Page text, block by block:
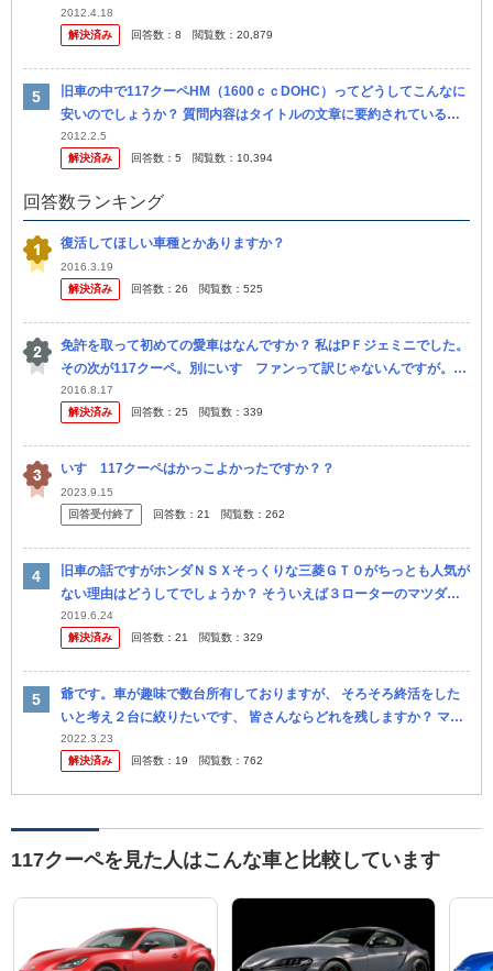
のを見たことがあるのは フロントガラス交換 ドライブシャフト.ベ
ア...
2012.4.18
解決済み
回答数： 8 閲覧数： 20,879
旧車の中で117クーペHM（1600ｃｃDOHC）ってどうしてこんなに
安いのでしょうか？ 質問内容はタイトルの文章に要約されているの
ですが、それにしても117クーペHMは安いです。 なんせ200...
2012.2.5
解決済み
回答数： 5 閲覧数： 10,394
回答数ランキング
復活してほしい車種とかありますか？
2016.3.19
解決済み
回答数： 26 閲覧数： 525
免許を取って初めての愛車はなんですか？ 私はPＦジェミニでした。
その次が117クーペ。別にいすゞファンって訳じゃないんですが。若
い方はいすゞが乗用車作っていたとは知らない人もいるのでは ？
2016.8.17
解決済み
回答数： 25 閲覧数： 339
いすゞ117クーペはかっこよかったですか？？
2023.9.15
回答受付終了
回答数： 21 閲覧数： 262
旧車の話ですがホンダＮＳＸそっくりな三菱ＧＴ０がちっとも人気が
ない理由はどうしてでしょうか？ そういえば３ローターのマツダ・
コスモも人気ないですね！？ 初代トヨタ・ソアラも，ダットサンＺ
と比べ...
2019.6.24
解決済み
回答数： 21 閲覧数： 329
爺です。車が趣味で数台所有しておりますが、 そろそろ終活をした
いと考え２台に絞りたいです、 皆さんならどれを残しますか？ マセ
ラティボーラ、 BMWZ3、 ２４０Z、 S600、フィガロ、 ５...
2022.3.23
解決済み
回答数： 19 閲覧数： 762
117クーペを見た人はこんな車と比較しています